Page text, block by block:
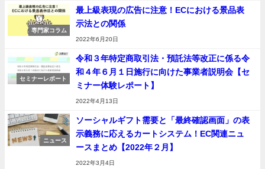
専門家コラム
最上級表現の広告に注意！ECにおける景品表
示法との関係
2022年6月20日
セミナーレポート
令和３年特定商取引法・預託法等改正に係る令
和４年６月１日施行に向けた事業者説明会【セ
ミナー体験レポート】
2022年4月13日
ニュース
ソーシャルギフト需要と「最終確認画面」の表
示義務に応えるカートシステム！EC関連ニュ
ースまとめ【2022年２月】
2022年3月4日